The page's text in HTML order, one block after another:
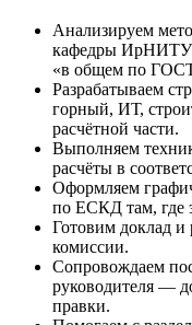
Анализируем
кафедры ИрНИТУ
«в общем по
Разрабатываем
горный, ИТ,
расчётной части.
Выполняем
расчёты в
Оформляем
по ЕСКД там, где
Готовим доклад и
комиссии.
Сопровождаем
руководителя —
правки.